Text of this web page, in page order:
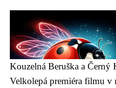
Kouzelná Beruška a
Velkolepá premiéra filmu v